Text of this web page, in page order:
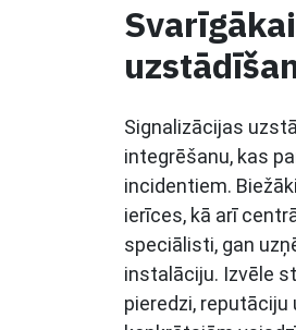
Signalizācijas
integrēšanu, kas
incidentiem.
ierīces, kā arī
speciālisti, gan
instalāciju. Izvēle
pieredzi,